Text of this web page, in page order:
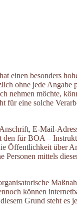
einen besonders
ohne jede
nehmen möchte,
für eine solche
E-Mail-
für BOA –
Öffentlichkeit über
mittels
können
Grund steht es